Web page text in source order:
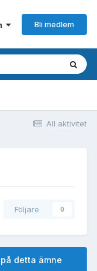
Bli medlem
All aktivitet
Följare 0
detta ämne